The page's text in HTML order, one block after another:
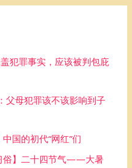
犯罪事实，应该被判包庇
父母犯罪该不该影响到子
国的初代“网红”们
俗】二十四节气——大暑